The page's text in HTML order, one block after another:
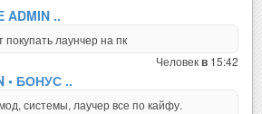
ADMIN ..
покупать лаунчер на пк
Человекв 15:42
• БОНУС ..
системы, лаучер все по кайфу.